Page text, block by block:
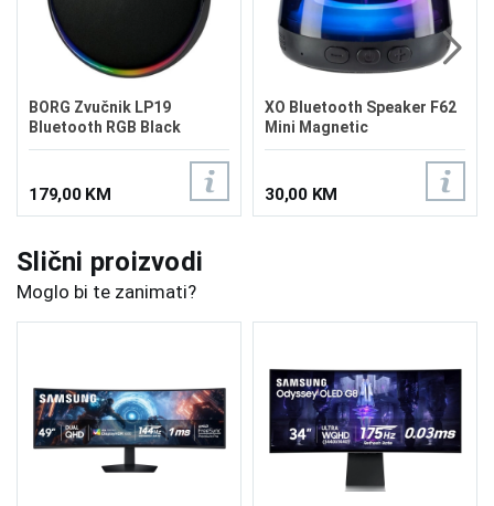
BORG Zvučnik LP19
Bluetooth RGB Black
179,00 KM
XO Bluetooth Speaker F62
Mini Magnetic
30,00 KM
Slični proizvodi
Moglo bi te zanimati?